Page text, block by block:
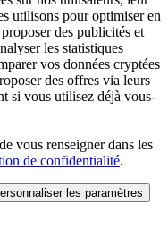
utilisons pour optimiser en
des publicités et
les statistiques
vos données cryptées
des offres via leurs
si vous utilisez déjà vous-
vous renseigner dans les
de confidentialité.
les paramètres